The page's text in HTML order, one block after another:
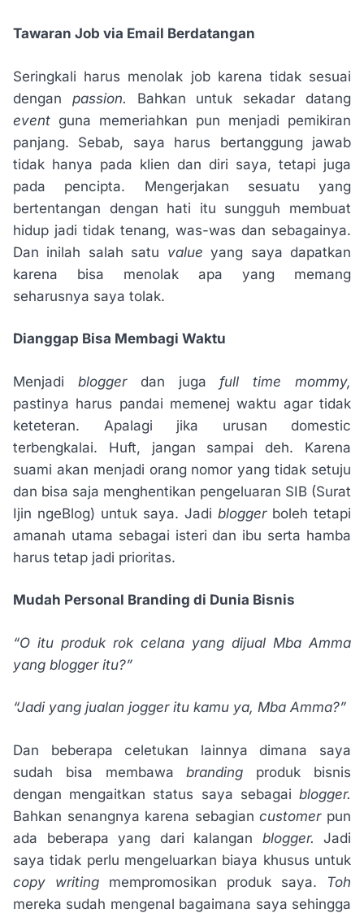
Tawaran Job via Email Berdatangan
Seringkali harus menolak job karena tidak sesuai
dengan passion. Bahkan untuk sekadar datang
event guna memeriahkan pun menjadi pemikiran
panjang. Sebab, saya harus bertanggung jawab
tidak hanya pada klien dan diri saya, tetapi juga
pada pencipta. Mengerjakan sesuatu yang
bertentangan dengan hati itu sungguh membuat
hidup jadi tidak tenang, was-was dan sebagainya.
Dan inilah salah satu valueyang saya dapatkan
karena bisa menolak apa yang memang
seharusnya saya tolak.
Dianggap Bisa Membagi Waktu
Menjadi blogger dan jugafull time mommy,
pastinya harus pandai memenej waktu agar tidak
keteteran. Apalagi jika urusan domestic
terbengkalai. Huft, jangan sampai deh. Karena
suami akan menjadi orang nomor yang tidak setuju
dan bisa saja menghentikan pengeluaran SIB (Surat
Ijin ngeBlog) untuk saya. Jadi blogger boleh tetapi
amanah utama sebagai isteri dan ibu serta hamba
harus tetap jadi prioritas.
Mudah Personal Branding di Dunia Bisnis
“O itu produk rok celana yang dijual Mba Amma
yang blogger itu?”
“Jadi yang jualan jogger itu kamu ya, Mba Amma?”
Dan beberapa celetukan lainnya dimana saya
sudah bisa membawabranding produk bisnis
dengan mengaitkan status saya sebagai blogger.
Bahkan senangnya karena sebagiancustomer pun
ada beberapa yang dari kalangan blogger. Jadi
saya tidak perlu mengeluarkan biaya khusus untuk
copy writing mempromosikan produk saya. Toh
mereka sudah mengenal bagaimana saya sehingga